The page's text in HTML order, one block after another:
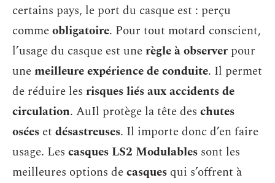
certains pays, le port du casque est : perçu
commeobligatoire. Pour tout motard conscient,
l’usage du casque est unerègle à observer pour
unemeilleure expérience de conduite. Il permet
de réduire les risques liés aux accidents de
circulation. AuIl protège la tête des chutes
osées et désastreuses. Il importe donc d’en faire
usage. Les casques LS2 Modulables sont les
meilleures options decasques qui s’offrent à